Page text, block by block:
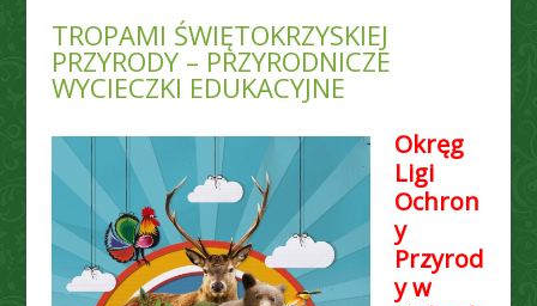
TROPAMI ŚWIĘTOKRZYSKIEJ
PRZYRODY – PRZYRODNICZE
WYCIECZKI EDUKACYJNE
Okręg
Ligi
Ochron
y
Przyrod
y w